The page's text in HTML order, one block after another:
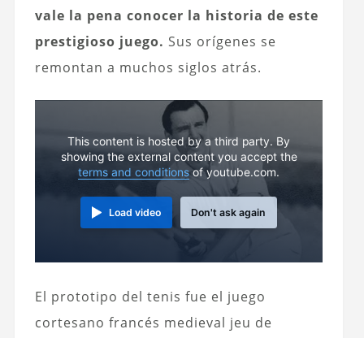
vale la pena conocer la historia de este
prestigioso juego. Sus orígenes se
remontan a muchos siglos atrás.
This content is hosted by a third party. By
showing the external content you accept the
terms and conditionsof youtube.com.
Load video Don't ask again
El prototipo del tenis fue el juego
cortesano francés medieval jeu de